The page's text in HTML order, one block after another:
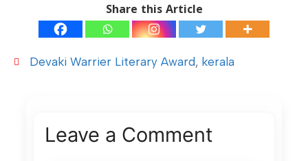
Share this Article
Devaki Warrier Literary Award, kerala
Leave a Comment